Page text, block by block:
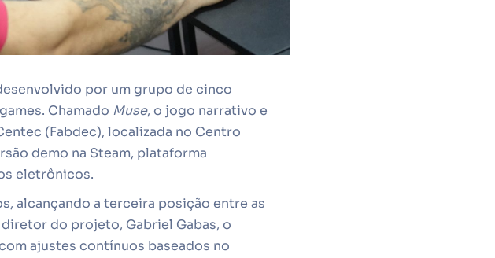
por um grupo de cinco
Chamado Muse, o jogo narrativo e
(Fabdec), localizada no Centro
demo na Steam, plataforma
eletrônicos.
alcançando a terceira posição entre as
diretor do projeto, Gabriel Gabas, o
ajustes contínuos baseados no